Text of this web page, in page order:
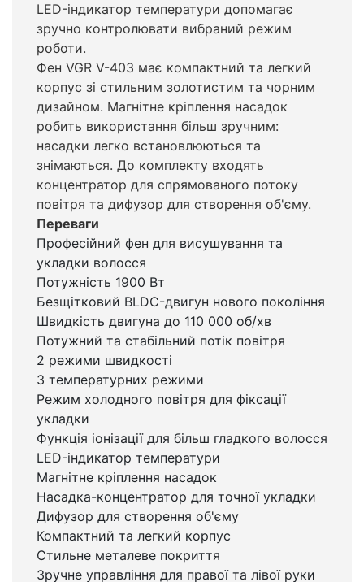
LED-індикатор температури допомагає
зручно контролювати вибраний режим
роботи.
Фен VGR V-403 має компактний та легкий
корпус зі стильним золотистим та чорним
дизайном. Магнітне кріплення насадок
робить використання більш зручним:
насадки легко встановлюються та
знімаються. До комплекту входять
концентратор для спрямованого потоку
повітря та дифузор для створення об'єму.
Переваги
Професійний фен для висушування та
укладки волосся
Потужність 1900 Вт
Безщітковий BLDC-двигун нового покоління
Швидкість двигуна до 110 000 об/хв
Потужний та стабільний потік повітря
2 режими швидкості
3 температурних режими
Режим холодного повітря для фіксації
укладки
Функція іонізації для більш гладкого волосся
LED-індикатор температури
Магнітне кріплення насадок
Насадка-концентратор для точної укладки
Дифузор для створення об'єму
Компактний та легкий корпус
Стильне металеве покриття
Зручне управління для правої та лівої руки